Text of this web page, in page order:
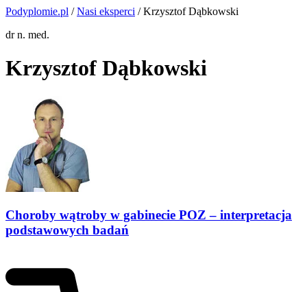
Podyplomie.pl /Nasi eksperci / Krzysztof Dąbkowski
dr n. med.
Krzysztof Dąbkowski
Choroby wątroby w gabinecie POZ – interpretacja
podstawowych badań